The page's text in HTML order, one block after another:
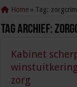
Home » Tag:
Tag Archief:
Kabinet
zorg